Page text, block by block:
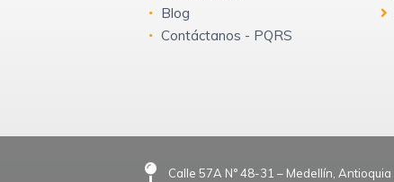
Blog
Contáctanos - PQRS
Calle 57A N° 48-31 – Medellín, Antioquia